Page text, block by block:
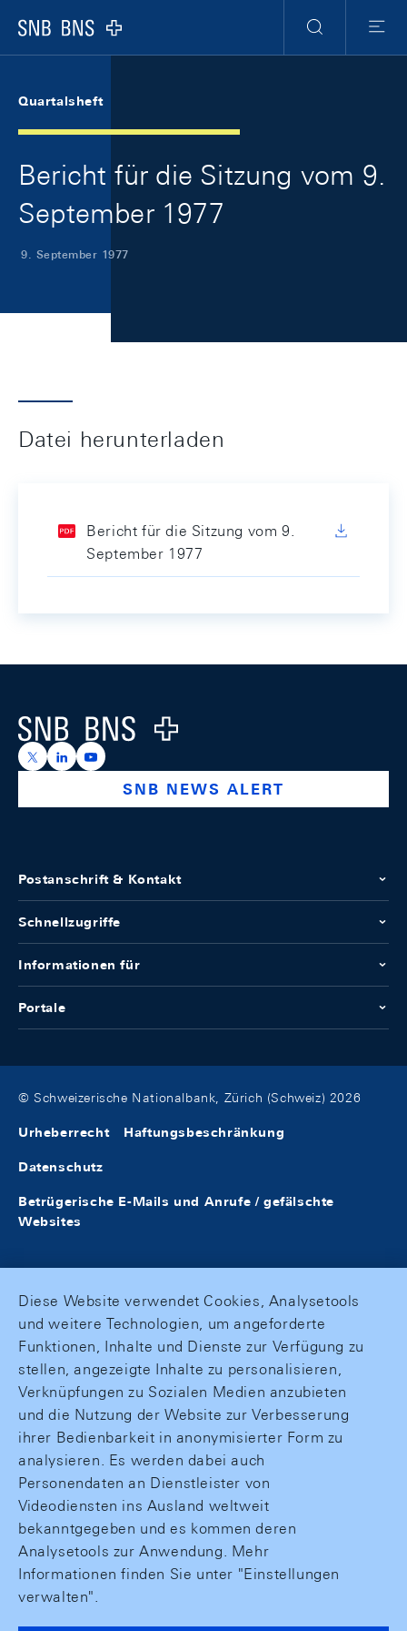
Logo
Suche
Menu
Quartalsheft
Bericht für die Sitzung vom 9.
September 1977
9. September 1977
Datei herunterladen
Bericht für die Sitzung vom 9.
September 1977
Logo
https://x.com/snb_bns
https://ch.linkedin.com/company/swiss-national-
https://www.youtube.com/@swissnationalbank
SNB NEWS ALERT
Postanschrift & Kontakt
Schnellzugriffe
Informationen für
Portale
© Schweizerische Nationalbank, Zürich (Schweiz) 2026
Urheberrecht Haftungsbeschränkung
Datenschutz
Betrügerische E-Mails und Anrufe / gefälschte
Websites
Diese Website verwendet Cookies, Analysetools
und weitere Technologien, um angeforderte
Funktionen, Inhalte und Dienste zur Verfügung zu
stellen, angezeigte Inhalte zu personalisieren,
Verknüpfungen zu Sozialen Medien anzubieten
und die Nutzung der Website zur Verbesserung
ihrer Bedienbarkeit in anonymisierter Form zu
analysieren. Es werden dabei auch
Personendaten an Dienstleister von
Videodiensten ins Ausland weltweit
bekanntgegeben und es kommen deren
Analysetools zur Anwendung. Mehr
Informationen finden Sie unter "Einstellungen
verwalten".